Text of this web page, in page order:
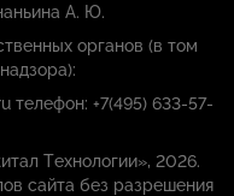
А. Ю.
органов (в том
телефон: +7(495) 633-57-
Технологии», 2026.
сайта без разрешения